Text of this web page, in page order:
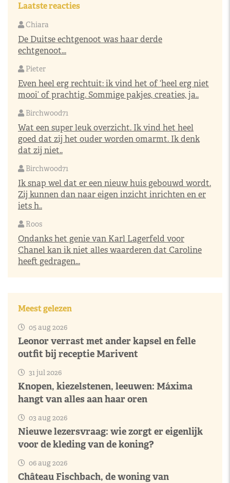
Laatste reacties
Chiara
De Duitse echtgenoot was haar derde
echtgenoot...
Pieter
Even heel erg rechtuit: ik vind het of ‘heel erg niet
mooi’ of prachtig. Sommige pakjes, creaties, ja..
Birchwood71
Wat een super leuk overzicht. Ik vind het heel
goed dat zij het ouder worden omarmt. Ik denk
dat zij niet..
Birchwood71
Ik snap wel dat er een nieuw huis gebouwd wordt.
Zij kunnen dan naar eigen inzicht inrichten en er
iets h..
Roos
Ondanks het genie van Karl Lagerfeld voor
Chanel kan ik niet alles waarderen dat Caroline
heeft gedragen...
Meest gelezen
05 aug 2026
Leonor verrast met ander kapsel en felle
outfit bij receptie Marivent
31 jul 2026
Knopen, kiezelstenen, leeuwen: Máxima
hangt van alles aan haar oren
03 aug 2026
Nieuwe lezersvraag: wie zorgt er eigenlijk
voor de kleding van de koning?
06 aug 2026
Château Fischbach, de woning van